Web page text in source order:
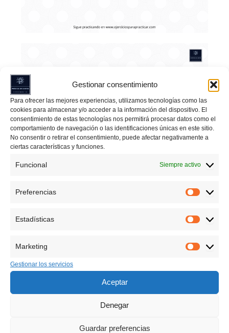
Gestionar consentimiento
Para ofrecer las mejores experiencias, utilizamos tecnologías como las
cookies para almacenar y/o acceder a la información del dispositivo. El
consentimiento de estas tecnologías nos permitirá procesar datos como el
comportamiento de navegación o las identificaciones únicas en este sitio.
No consentir o retirar el consentimiento, puede afectar negativamente a
ciertas características y funciones.
Funcional Siempre activo
Preferencias
Estadísticas
Marketing
Gestionar los servicios
Aceptar
Denegar
Guardar preferencias